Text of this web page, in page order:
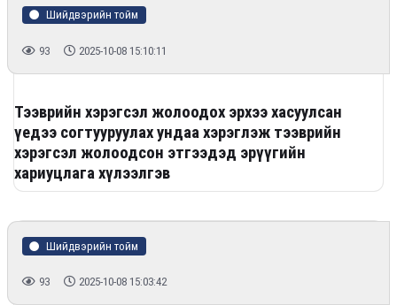
Шийдвэрийн тойм
93 2025-10-08 15:10:11
Тээврийн хэрэгсэл жолоодох эрхээ хасуулсан
үедээ согтууруулах ундаа хэрэглэж тээврийн
хэрэгсэл жолоодсон этгээдэд эрүүгийн
хариуцлага хүлээлгэв
Шийдвэрийн тойм
93 2025-10-08 15:03:42